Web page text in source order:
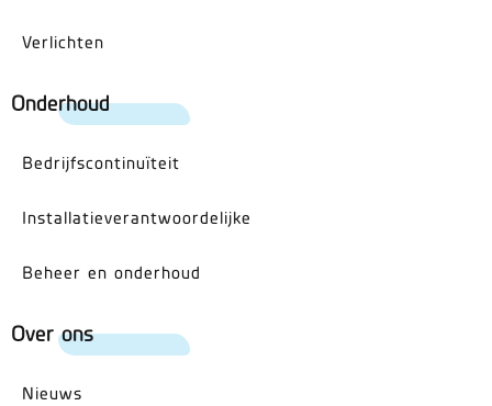
Verlichten
Onderhoud
Bedrijfscontinuïteit
Installatieverantwoordelijke
Beheer en onderhoud
Over ons
Nieuws